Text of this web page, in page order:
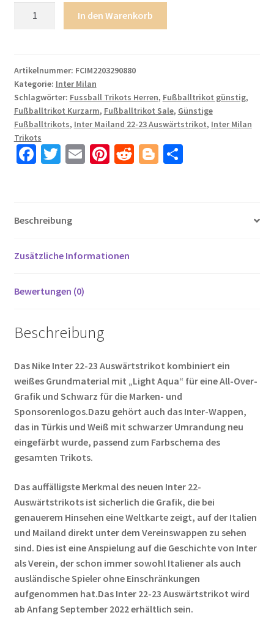
22-
23
Auswärtstrikot
Weiß
für
Herren
Kurzarm
Menge
In den Warenkorb
Artikelnummer: FCIM2203290880
Kategorie: Inter Milan
Schlagwörter: Fussball Trikots Herren, Fußballtrikot günstig,
Fußballtrikot Kurzarm, Fußballtrikot Sale, Günstige
Fußballtrikots, Inter Mailand 22-23 Auswärtstrikot, Inter Milan
Trikots
Fa
o
k
T
er
E Pi R Bl T
Beschreibung
Zusätzliche Informationen
Bewertungen (0)
Beschreibung
Das Nike Inter 22-23 Auswärtstrikot kombiniert ein
weißes Grundmaterial mit „Light Aqua“ für eine All-Over-
Grafik und Schwarz für die Marken- und
Sponsorenlogos.Dazu gehört auch das Inter-Wappen,
das in Türkis und Weiß mit schwarzer Umrandung neu
eingefärbt wurde, passend zum Farbschema des
gesamten Trikots.
Das auffälligste Merkmal des neuen Inter 22-
Auswärtstrikots ist sicherlich die Grafik, die bei
genauerem Hinsehen eine Weltkarte zeigt, auf der Italien
und Mailand direkt unter dem Vereinswappen zu sehen
sind. Dies ist eine Anspielung auf die Geschichte von Inter
als Verein, der schon immer sowohl Italiener als auch
ausländische Spieler ohne Einschränkungen
aufgenommen hat.Das Inter 22-23 Auswärtstrikot wird
ab Anfang September 2022 erhältlich sein.